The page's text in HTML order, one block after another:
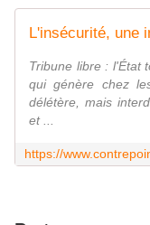
L'insécurité, une
Tribune libre : l'État
qui génère chez
délétère, mais
et ...